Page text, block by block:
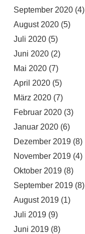
September 2020 (4)
August 2020 (5)
Juli 2020 (5)
Juni 2020 (2)
Mai 2020 (7)
April 2020 (5)
März 2020 (7)
Februar 2020 (3)
Januar 2020 (6)
Dezember 2019 (8)
November 2019 (4)
Oktober 2019 (8)
September 2019 (8)
August 2019 (1)
Juli 2019 (9)
Juni 2019 (8)